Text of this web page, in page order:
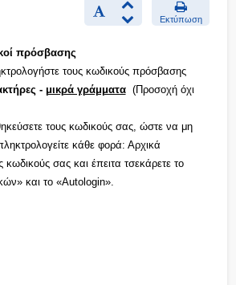
Εκτύπωση
πρόσβασης
τους κωδικούς πρόσβασης
- μικρά γράμματα(Προσοχή όχι
τους κωδικούς σας, ώστε να μη
κάθε φορά: Αρχικά
κωδικούς σας και έπειτα τσεκάρετε το
και το «Autologin».